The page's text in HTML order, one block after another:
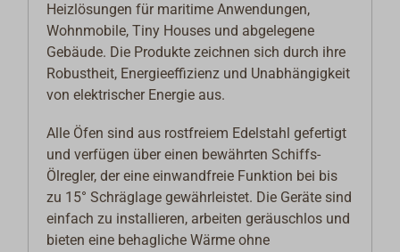
Heizlösungen für maritime Anwendungen,
Wohnmobile, Tiny Houses und abgelegene
Gebäude. Die Produkte zeichnen sich durch ihre
Robustheit, Energieeffizienz und Unabhängigkeit
von elektrischer Energie aus.
Alle Öfen sind aus rostfreiem Edelstahl gefertigt
und verfügen über einen bewährten Schiffs-
Ölregler, der eine einwandfreie Funktion bei bis
zu 15° Schräglage gewährleistet. Die Geräte sind
einfach zu installieren, arbeiten geräuschlos und
bieten eine behagliche Wärme ohne